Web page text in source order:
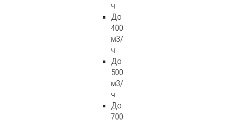
ч
До
400
м3/
ч
До
500
м3/
ч
До
700